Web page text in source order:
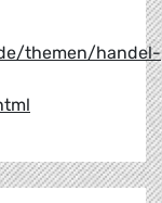
themen/handel-